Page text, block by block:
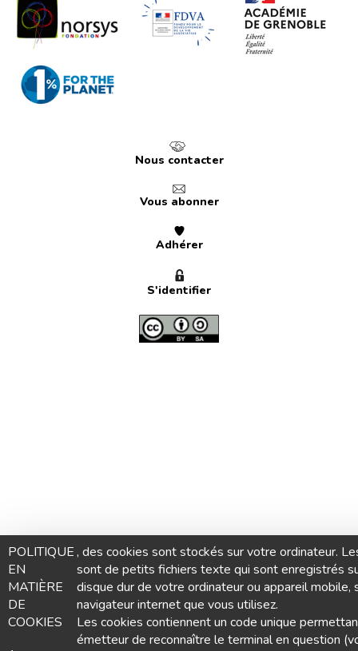
POLITIQUE
EN
MATIÈRE
DE
COOKIES
, des cookies sont stockés sur votre ordinateur.
sont de petits fichiers texte qui sont enregistrés
disque dur de votre ordinateur ou appareil mobile,
navigateur internet que vous utilisez.
Les cookies contiennent un code unique
émetteur de reconnaître le terminal en question
Nous contacter
Vous abonner
Adhérer
S'identifier